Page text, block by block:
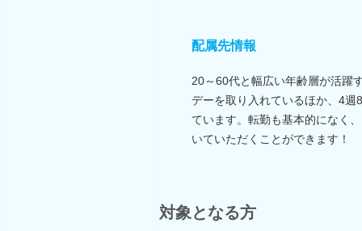
配属先情報
20～60代と幅広い年齢層が活躍
デーを取り入れているほか、4
ています。転勤も基本的になく
いていただくことができます！
対象となる方